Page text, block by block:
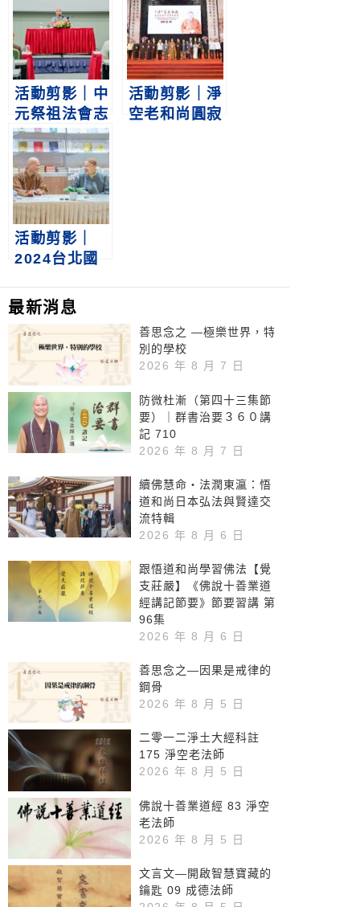
文物展》開幕
典禮
2024/7/13
活動剪影｜中
元祭祖法會志
工培訓課程
2024/8/17
活動剪影｜淨
空老和尚圓寂
活動剪影｜
2024台北國
師新書發表會
暨成德法師簽
書會2/23
最新消息
善思念之 —極樂世界，特
別的學校
2026 年 8 月 7 日
防微杜漸（第四十三集節
要）｜群書治要３６０講
記 710
2026 年 8 月 7 日
續佛慧命‧法潤東瀛：悟
道和尚日本弘法與賢達交
流特輯
2026 年 8 月 6 日
跟悟道和尚學習佛法【覺
支莊嚴】《佛說十善業道
經講記節要》節要習講 第
96集
2026 年 8 月 6 日
善思念之—因果是戒律的
鋼骨
2026 年 8 月 5 日
二零一二淨土大經科註
175 淨空老法師
2026 年 8 月 5 日
佛說十善業道經 83 淨空
老法師
2026 年 8 月 5 日
文言文—開啟智慧寶藏的
鑰匙 09 成德法師